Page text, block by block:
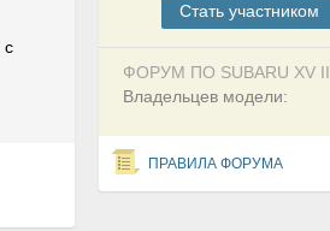
Cтать участником
ФОРУМ ПО SUBARU XV II
Владельцев модели:
ПРАВИЛА ФОРУМА
с